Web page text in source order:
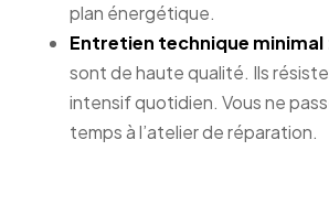
plan énergétique.
Entretien technique minimal
sont de haute qualité. Ils
intensif quotidien. Vous ne
temps à l’atelier de réparation.